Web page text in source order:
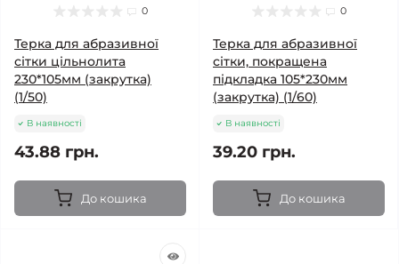
0
Терка для абразивної
сітки цільнолита
230*105мм (закрутка)
(1/50)
В наявності
43.88 грн.
До кошика
0
Терка для абразивної
сітки, покращена
підкладка 105*230мм
(закрутка) (1/60)
В наявності
39.20 грн.
До кошика